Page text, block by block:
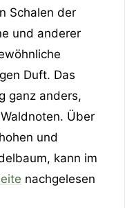
Schalen der
und anderer
Duft. Das
ganz anders,
Über
und
kann im
nachgelesen